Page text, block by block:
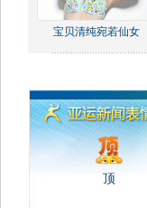
宝贝清纯宛若仙女
顶